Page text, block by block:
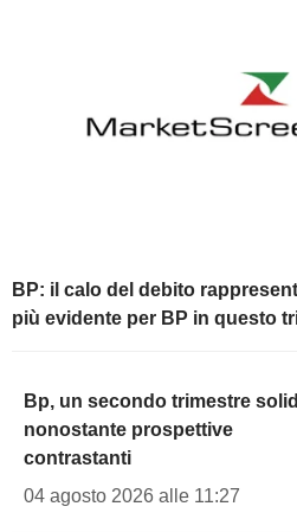
BP: il calo del debito
più evidente per BP in questo
Bp, un secondo trimestre
nonostante prospettive
contrastanti
04 agosto 2026 alle 11:27